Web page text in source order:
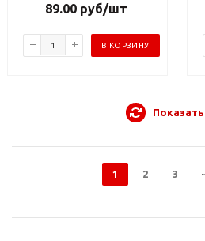
89.00 руб/шт
В КОРЗИНУ
1 2 3